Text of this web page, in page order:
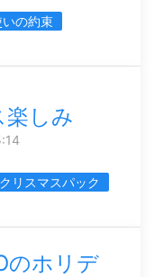
いの約束
楽しみ
リスマスパック
のホリデ